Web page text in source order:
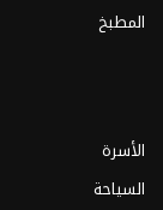
المطبخ
الأسرة
السياحة